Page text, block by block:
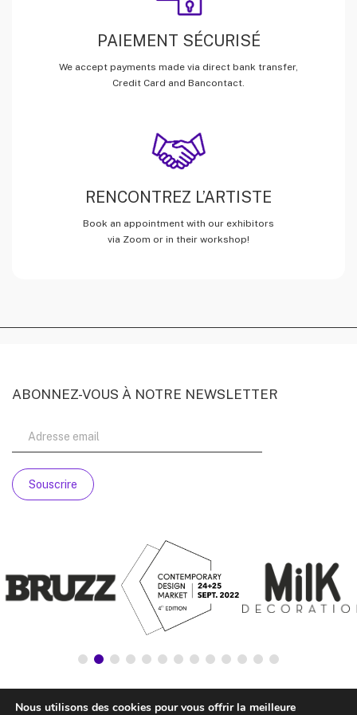
PAIEMENT SÉCURISÉ
We accept payments made via direct bank transfer,
Credit Card and Bancontact.
RENCONTREZ L’ARTISTE
Book an appointment with our exhibitors
via Zoom or in their workshop!
ABONNEZ-VOUS À NOTRE NEWSLETTER
Nous utilisons des cookies pour vous offrir la meilleure